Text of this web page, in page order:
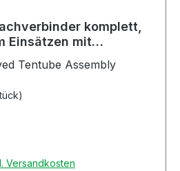
komplett,
Einsätzen mit
Tentube Assembly
Versandkosten